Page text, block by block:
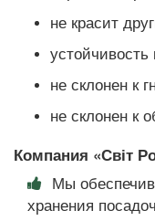
не красит
не склонен к
не склонен к
Компания «Світ
Мы
хранения